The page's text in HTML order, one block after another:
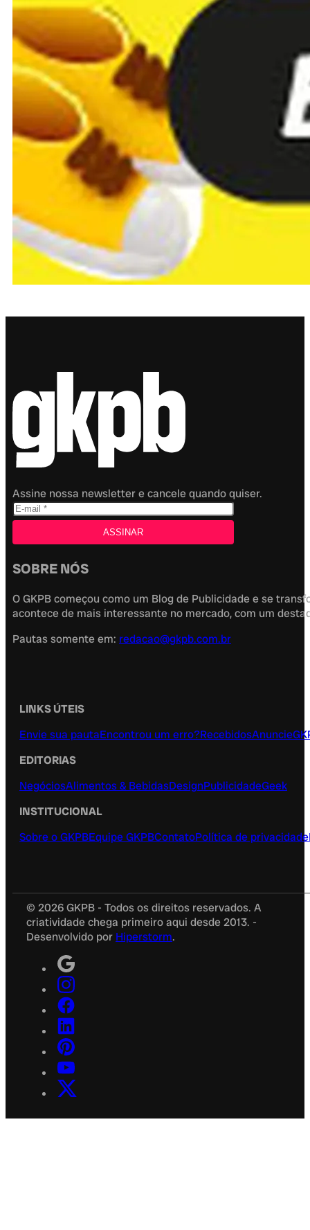
Assine nossa newsletter e cancele quando quiser.
SOBRE NÓS
O GKPB começou como um Blog de Publicidade e se
acontece de mais interessante no mercado, com um
Pautas somente em: redacao@gkpb.com.br
LINKS ÚTEIS
Envie sua pautaEncontrou um erro?RecebidosAnuncie
EDITORIAS
NegóciosAlimentos & BebidasDesignPublicidadeGeek
INSTITUCIONAL
Sobre o GKPBEquipe GKPBContatoPolítica de privacidade
© 2026 GKPB - Todos os direitos reservados. A
criatividade chega primeiro aqui desde 2013. -
Desenvolvido por Hiperstorm.